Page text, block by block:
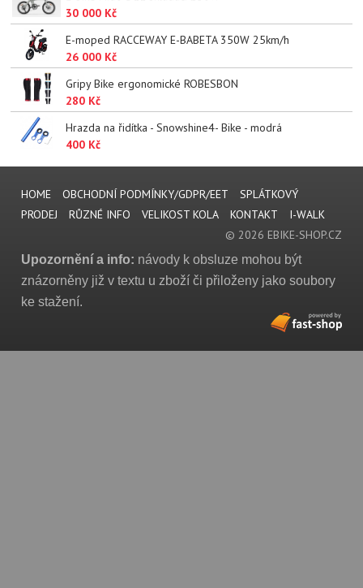
30 000 Kč
E-moped RACCEWAY E-BABETA 350W 25km/h
26 000 Kč
Gripy Bike ergonomické ROBESBON
280 Kč
Hrazda na řidítka - Snowshine4- Bike - modrá
400 Kč
HOME OBCHODNÍ PODMÍNKY/GDPR/EET
SPLÁTKOVÝ
PRODEJ
RŮZNÉ INFO VELIKOST KOLA KONTAKT
I-WALK
© 2026 EBIKE-SHOP.CZ
Upozornění a info: návody k obsluze mohou být
znázorněny již v textu u zboží či přiloženy jako soubory
ke stažení.